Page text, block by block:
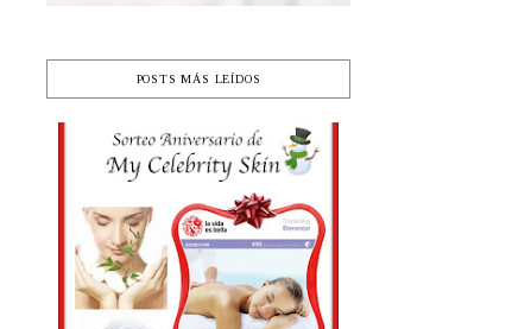
POSTS MÁS LEÍDOS